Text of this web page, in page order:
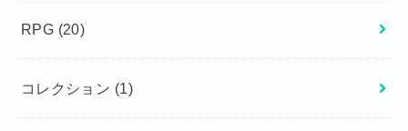
RPG (20)
コレクション (1)